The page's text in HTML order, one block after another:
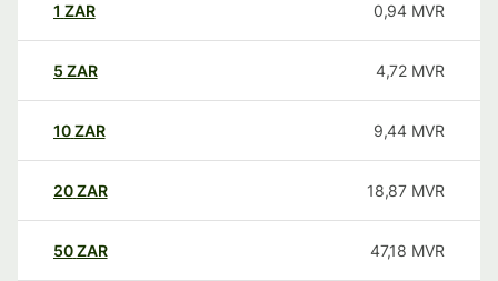
1 ZAR 0,94 MVR
5 ZAR 4,72 MVR
10ZAR 9,44 MVR
20ZAR 18,87 MVR
50ZAR 47,18 MVR